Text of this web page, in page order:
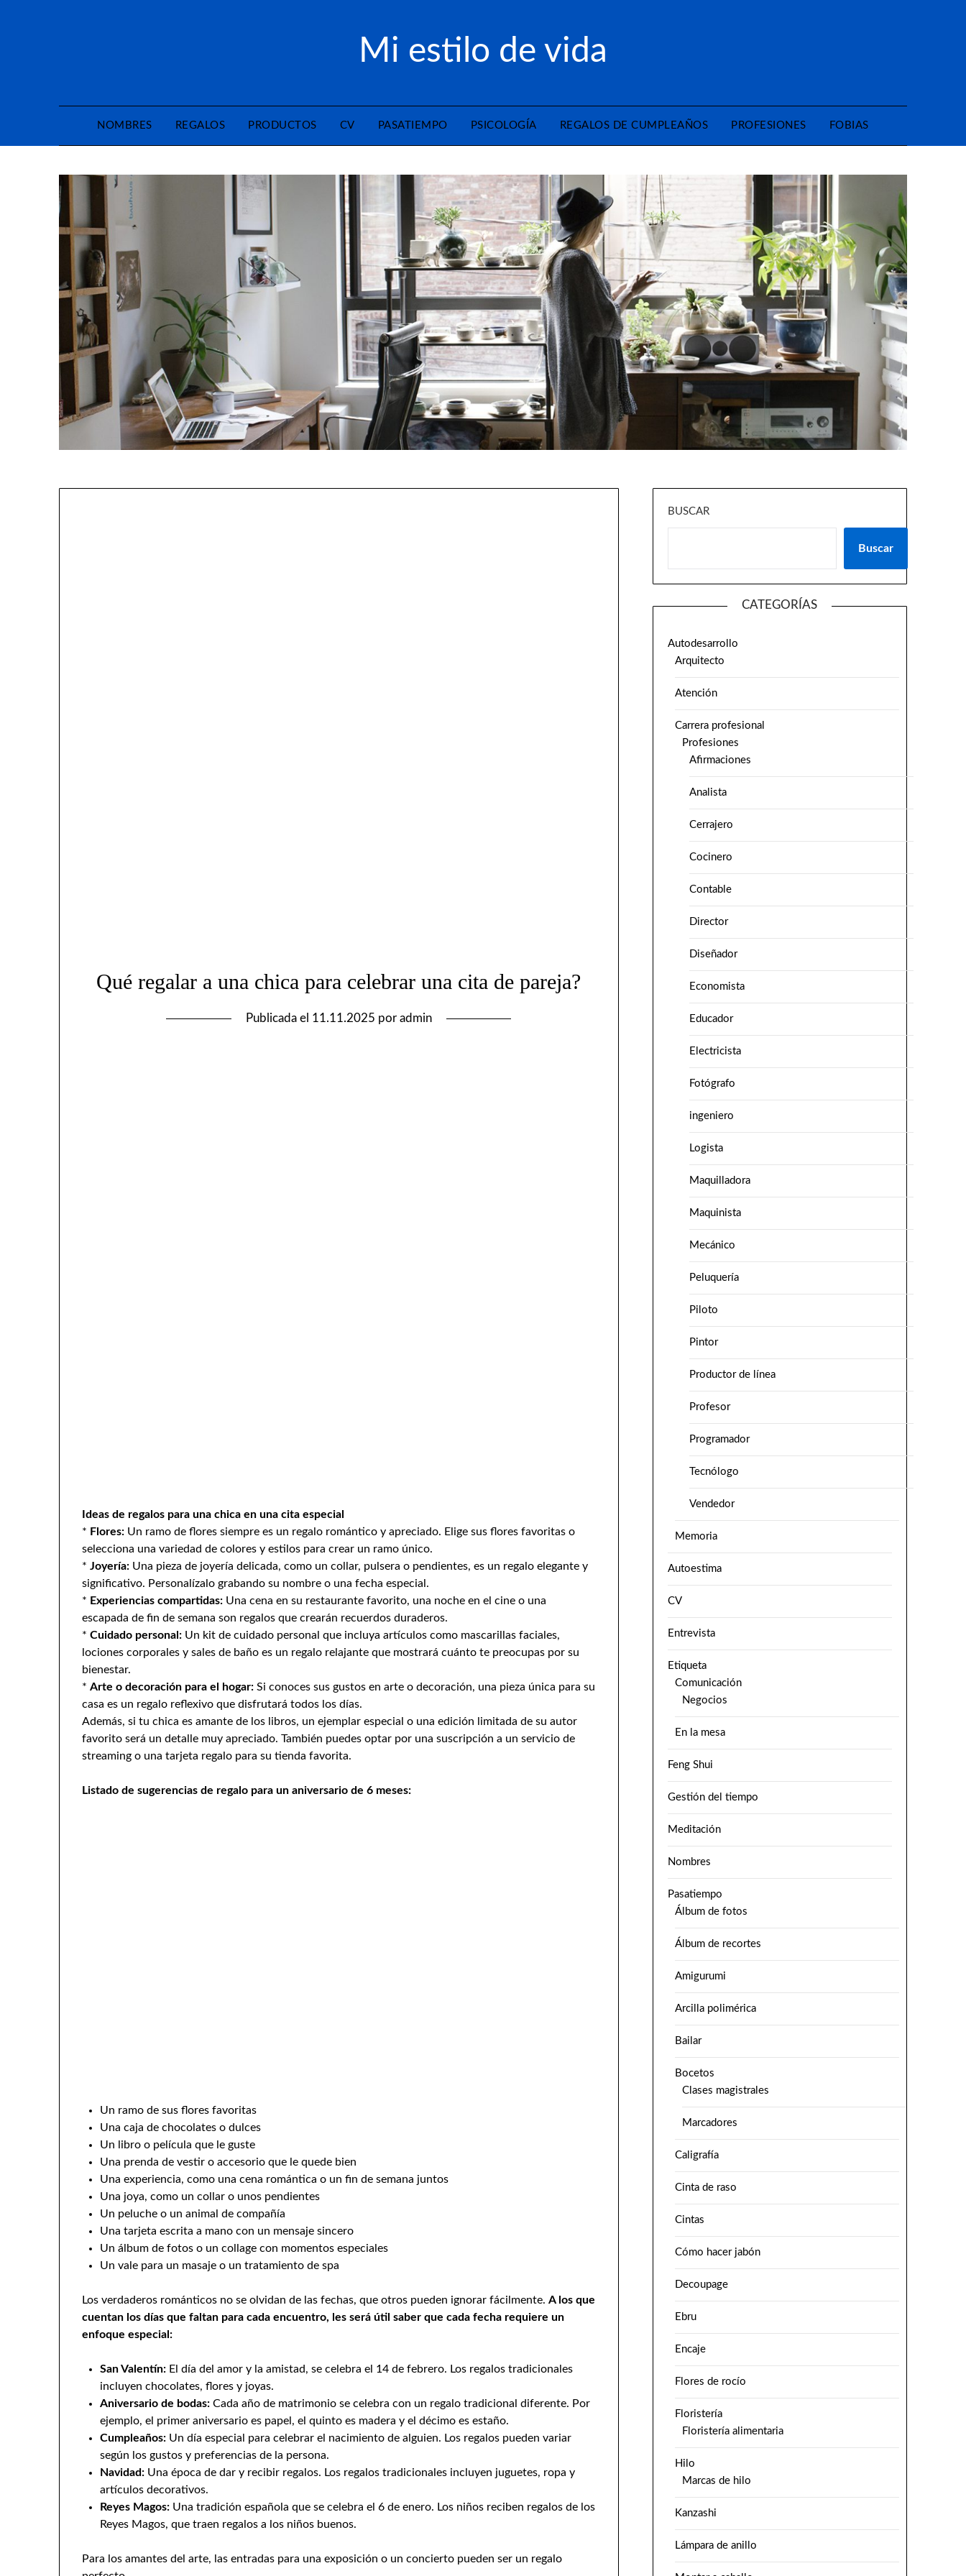
Mi estilo de vida
NOMBRES REGALOS PRODUCTOS CV PASATIEMPO PSICOLOGÍA REGALOS DE CUMPLEAÑOS PROFESIONES FOBIAS
Qué regalar a una chica para celebrar una cita de pareja?
Publicada el 11.11.2025 por admin
Ideas de regalos para una chica en una cita especial
* Flores: Un ramo de flores siempre es un regalo romántico y apreciado. Elige sus flores favoritas o
selecciona una variedad de colores y estilos para crear un ramo único.
*Joyería: Una pieza de joyería delicada, como un collar, pulsera o pendientes, es un regalo elegante y
significativo. Personalízalo grabando su nombre o una fecha especial.
* Experiencias compartidas: Una cena en su restaurante favorito, una noche en el cine o una
escapada de fin de semana son regalos que crearán recuerdos duraderos.
*Cuidado personal: Un kit de cuidado personal que incluya artículos como mascarillas faciales,
lociones corporales y sales de baño es un regalo relajante que mostrará cuánto te preocupas por su
bienestar.
*Arte o decoración para el hogar: Si conoces sus gustos en arte o decoración, una pieza única para su
casa es un regalo reflexivo que disfrutará todos los días.
Además, si tu chica es amante de los libros, un ejemplar especial o una edición limitada de su autor
favorito será un detalle muy apreciado. También puedes optar por una suscripción a un servicio de
streaming o una tarjeta regalo para su tienda favorita.
Listado de sugerencias de regalo para un aniversario de 6 meses:
Un ramo de sus flores favoritas
Una caja de chocolates o dulces
Un libro o película que le guste
Una prenda de vestir o accesorio que le quede bien
Una experiencia, como una cena romántica o un fin de semana juntos
Una joya, como un collar o unos pendientes
Un peluche o un animal de compañía
Una tarjeta escrita a mano con un mensaje sincero
Un álbum de fotos o un collage con momentos especiales
Un vale para un masaje o un tratamiento de spa
Los verdaderos románticos no se olvidan de las fechas, que otros pueden ignorar fácilmente.A los que
cuentan los días que faltan para cada encuentro, les será útil saber que cada fecha requiere un
enfoque especial:
San Valentín: El día del amor y la amistad, se celebra el 14 de febrero. Los regalos tradicionales
incluyen chocolates, flores y joyas.
Aniversario de bodas: Cada año de matrimonio se celebra con un regalo tradicional diferente. Por
ejemplo, el primer aniversario es papel, el quinto es madera y el décimo es estaño.
Cumpleaños: Un día especial para celebrar el nacimiento de alguien. Los regalos pueden variar
según los gustos y preferencias de la persona.
Navidad: Una época de dar y recibir regalos. Los regalos tradicionales incluyen juguetes, ropa y
artículos decorativos.
Reyes Magos: Una tradición española que se celebra el 6 de enero. Los niños reciben regalos de los
Reyes Magos, que traen regalos a los niños buenos.
Para los amantes del arte, las entradas para una exposición o un concierto pueden ser un regalo
BUSCAR
Buscar
CATEGORÍAS
Autodesarrollo
Arquitecto
Atención
Carrera profesional
Profesiones
Afirmaciones
Analista
Cerrajero
Cocinero
Contable
Director
Diseñador
Economista
Educador
Electricista
Fotógrafo
ingeniero
Logista
Maquilladora
Maquinista
Mecánico
Peluquería
Piloto
Pintor
Productor de línea
Profesor
Programador
Tecnólogo
Vendedor
Memoria
Autoestima
CV
Entrevista
Etiqueta
Comunicación
Negocios
En la mesa
Feng Shui
Gestión del tiempo
Meditación
Nombres
Pasatiempo
Álbum de fotos
Álbum de recortes
Amigurumi
Arcilla polimérica
Bailar
Bocetos
Clases magistrales
Marcadores
Caligrafía
Cinta de raso
Cintas
Cómo hacer jabón
Decoupage
Ebru
Encaje
Flores de rocío
Floristería
Floristería alimentaria
Hilo
Marcas de hilo
Kanzashi
Lámpara de anillo